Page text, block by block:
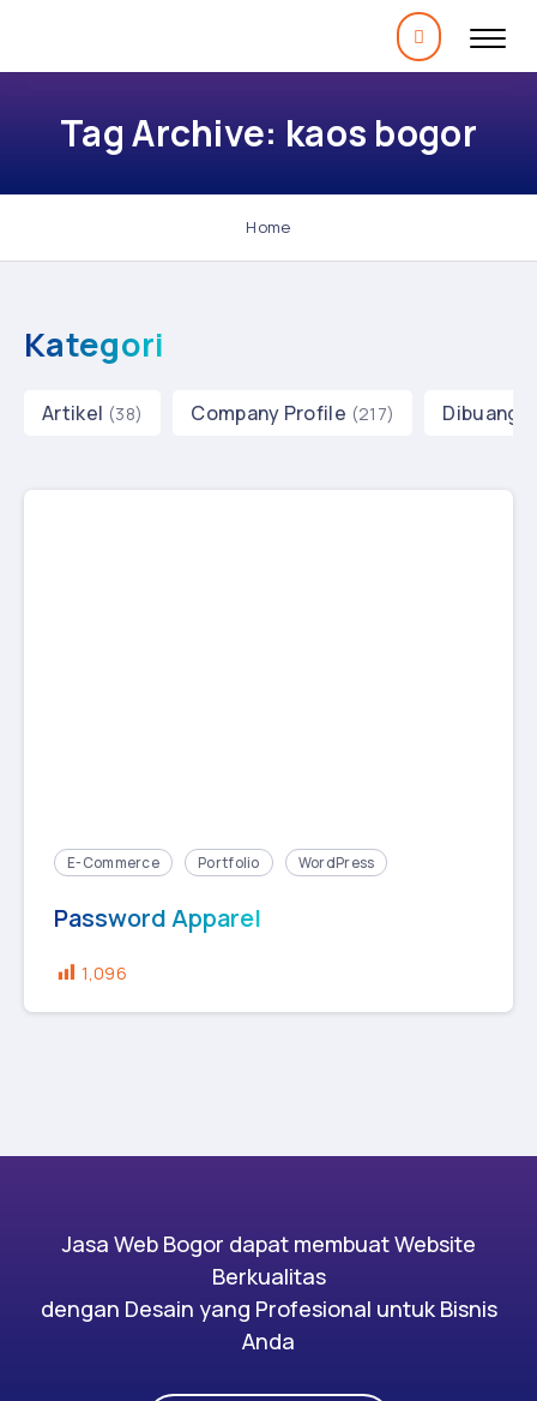
Tag Archive: kaos bogor
Home
Kategori
Artikel (38) Company Profile (217) Dibuang
E-Commerce Portfolio WordPress
Password Apparel
1,096
Jasa Web Bogor dapat membuat Website
Berkualitas
dengan Desain yang Profesional untuk Bisnis
Anda